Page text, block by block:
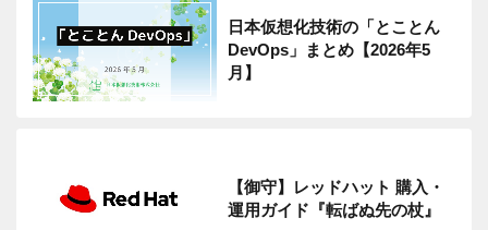
日本仮想化技術の「とことん
DevOps」まとめ【2026年5
月】
【御守】レッドハット 購入・
運用ガイド『転ばぬ先の杖』